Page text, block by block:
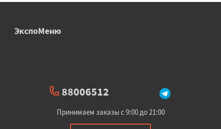
ЭкспоМеню
88006512
Принимаем заказы с 9:00 до 21:00